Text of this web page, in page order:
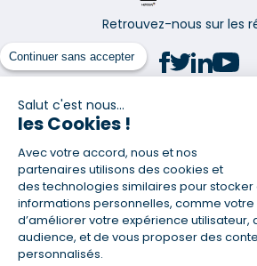
Continuer sans accepter
Salut c'est nous...
les Cookies !
Avec votre accord, nous et nos
partenaires utilisons des cookies et
des technologies similaires pour
informations personnelles, comme votre
d’améliorer votre expérience utilisateur,
audience, et de vous proposer des
personnalisés.
Retrouvez-nous sur les
(1) Taux fixe national hors assurance et selon
(2) Économie de 65 % pour l'assurance d'un
457,23 € à 0,90 % sur 19,5 ans, accordé à un
100 % (décès, PTIA, IPP, ITT, IPP) âgé de 36 ans
salariée non cadre assurée à 100 % (décès, PTIA,
ans et non-fumeur, tous deux sans risque
14/07/2019, coût de l'assurance proposée par
en moyenne contre 64,60 €/mois en moyenne
Empruntis.com (TAEA : 0,44 %, coût total de